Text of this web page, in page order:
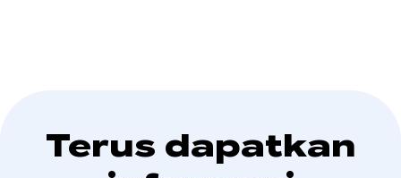
Terus dapatkan